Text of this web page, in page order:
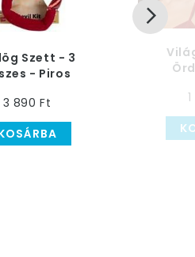
Szett - 3
- Piros
3 890 Ft